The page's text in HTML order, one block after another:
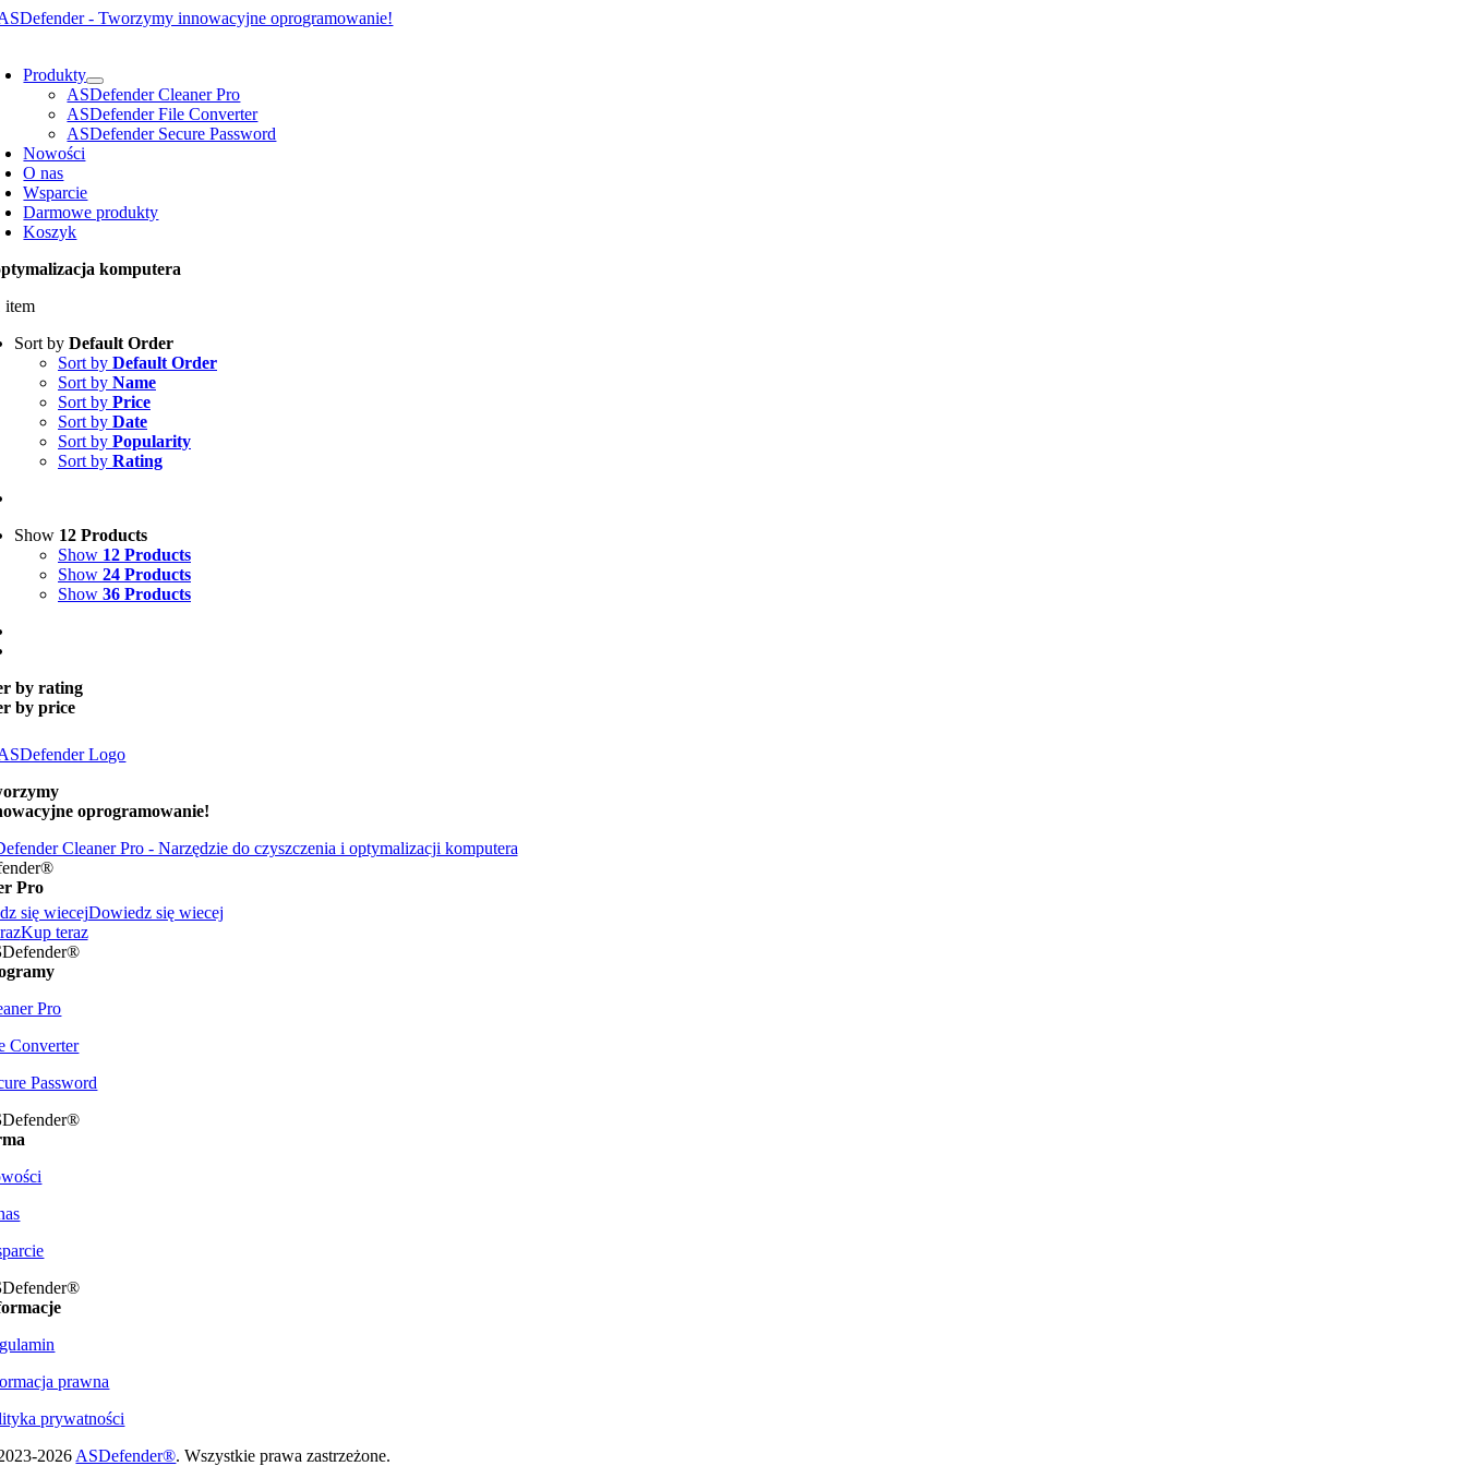
Przejdź
Produkty
ASDefender Cleaner Pro
ASDefender File Converter
ASDefender Secure Password
Nowości
O nas
Wsparcie
Darmowe produkty
Koszyk
komputera
item
Sort by Default Order
Sort by Default Order
Sort by Name
Sort by Price
Sort by Date
Sort by Popularity
Sort by Rating
Show 12 Products
Show 12 Products
Show 24 Products
Show 36 Products
by rating
by price
oprogramowanie!
Pro
się wiecejDowiedz się wiecej
Kup teraz
Defender®
Pro
Converter
Password
Defender®
Defender®
prawna
prywatności
2026 ASDefender®. Wszystkie prawa zastrzeżone.